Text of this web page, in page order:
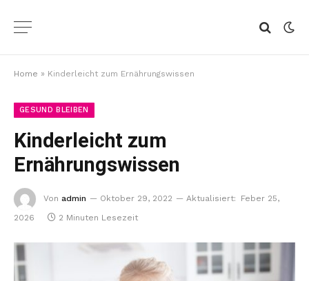
Home » Kinderleicht zum Ernährungswissen
GESUND BLEIBEN
Kinderleicht zum
Ernährungswissen
Von admin Oktober 29, 2022 Aktualisiert:
Feber 25,
2026
2 Minuten Lesezeit